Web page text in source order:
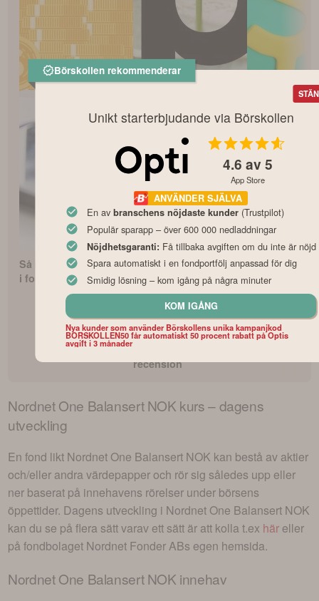
Så börjar du investera
i fonder som nybörjare
Opti fondrobot
recension
Fonderna
avkastning
Nordnet One Balansert NOK kurs – dagens
utveckling
En fond likt Nordnet One Balansert NOK kan bestå av aktier
och/eller andra värdepapper och rör sig således upp eller
ner baserat på innehavens rörelser under börsens
öppettider. Dagens utveckling i Nordnet One Balansert NOK
kan du se på flera sätt varav ett sätt är att kolla t.ex här eller
på fondbolaget Nordnet Fonder ABs egen hemsida.
Nordnet One Balansert NOK innehav
Börskollen rekommenderar
Unikt starterbjudande via Börskollen
4.6 av 5
App Store
ANVÄNDER SJÄLVA
En avbranschens nöjdaste kunder (Trustpilot)
Populär sparapp – över 600 000 nedladdningar
Nöjdhetsgaranti: Få tillbaka avgiften om du inte är nöjd
Spara automatiskt i en fondportfölj anpassad för dig
Smidig lösning – kom igång på några minuter
KOM IGÅNG
Nya kunder som använder Börskollens unika kampanjkod
BORSKOLLEN50 får automatiskt 50 procent rabatt på Optis
avgift i 3 månader